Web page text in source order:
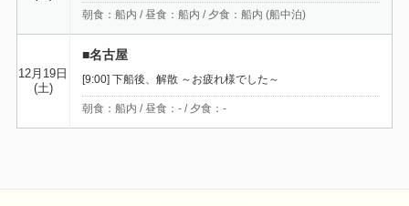
朝食：船内 / 昼食：船内 / 夕食：船内 (船中泊)
12月19日
(土)
■名古屋
[9:00] 下船後、解散 ～お疲れ様でした～
朝食：船内 / 昼食：- / 夕食：-